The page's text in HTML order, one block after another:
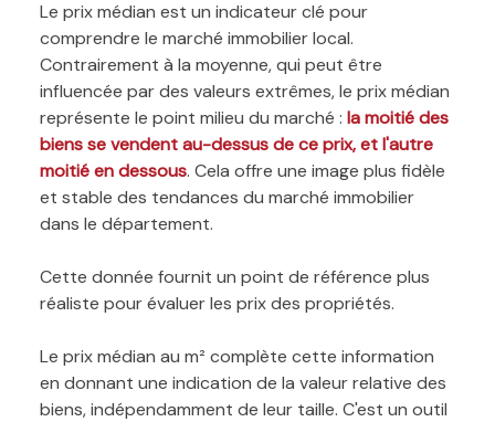
Le prix médian est un indicateur clé pour
comprendre le marché immobilier local.
Contrairement à la moyenne, qui peut être
influencée par des valeurs extrêmes, le prix médian
représente le point milieu du marché : la moitié des
biens se vendent au-dessus de ce prix, et l'autre
moitié en dessous. Cela offre une image plus fidèle
et stable des tendances du marché immobilier
dans le département.
Cette donnée fournit un point de référence plus
réaliste pour évaluer les prix des propriétés.
Le prix médian au m² complète cette information
en donnant une indication de la valeur relative des
biens, indépendamment de leur taille. C'est un outil